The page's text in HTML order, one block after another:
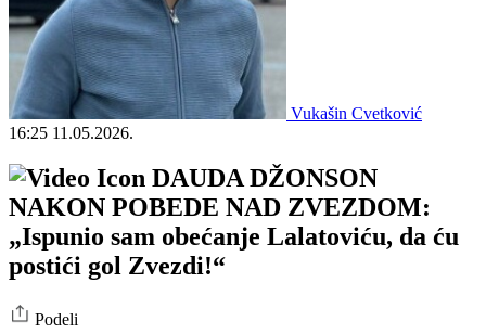
Vukašin Cvetković
16:25 11.05.2026.
DAUDA DŽONSON
NAKON POBEDE NAD ZVEZDOM:
„Ispunio sam obećanje Lalatoviću, da ću
postići gol Zvezdi!“
Podeli